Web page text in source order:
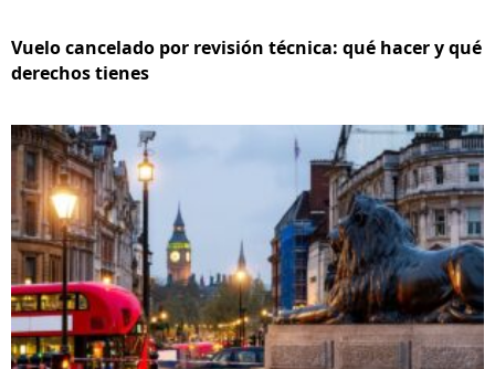
Vuelo cancelado por revisión técnica: qué hacer y qué
derechos tienes